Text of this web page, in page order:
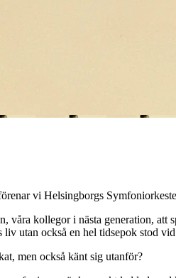
vi Helsingborgs
kollegor i nästa generation,
utan också en hel tidsepok stod
men också känt sig utanför?